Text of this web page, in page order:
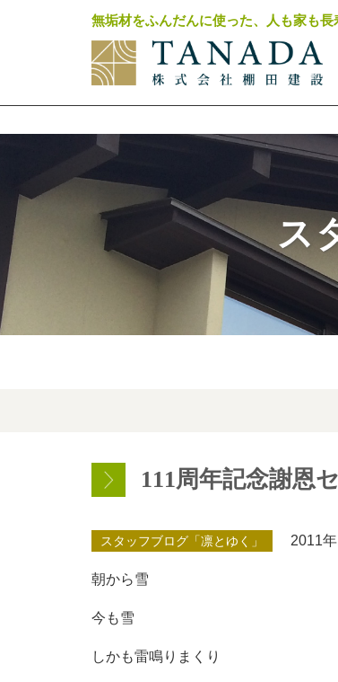
無垢材をふんだんに使った、人も家も長
ス
111周年記念謝恩
スタッフブログ「凛とゆく」 2011
朝から雪
今も雪
しかも雷鳴りまくり